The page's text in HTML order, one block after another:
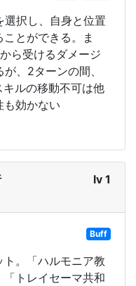
選択し、自身と位置
とができる。ま
ら受けるダメージ
、2ターンの間、
ルの移動不可は他
も効かない
lv 1
Buff
。「ハルモニア教
トレイセーマ共和